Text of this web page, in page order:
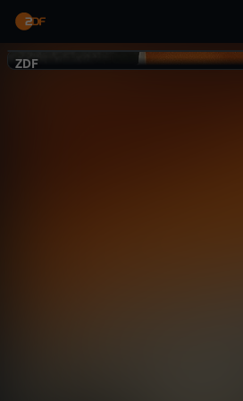
ZDF